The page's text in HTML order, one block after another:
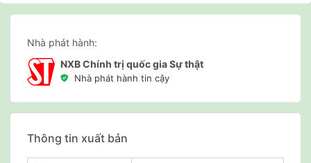
Nhà phát hành:
NXB Chính trị quốc gia Sự thật
Nhà phát hành tin cậy
Thông tin xuất bản